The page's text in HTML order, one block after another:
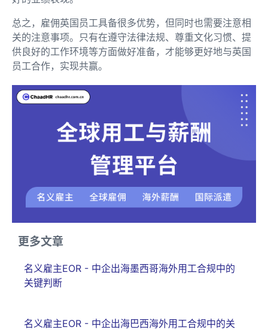
总之，雇佣英国员工具备很多优势，但同时也需要注意相
关的注意事项。只有在遵守法律法规、尊重文化习惯、提
供良好的工作环境等方面做好准备，才能够更好地与英国
员工合作，实现共赢。
更多文章
名义雇主EOR - 中企出海墨西哥海外用工合规中的
关键判断
名义雇主EOR - 中企出海巴西海外用工合规中的关